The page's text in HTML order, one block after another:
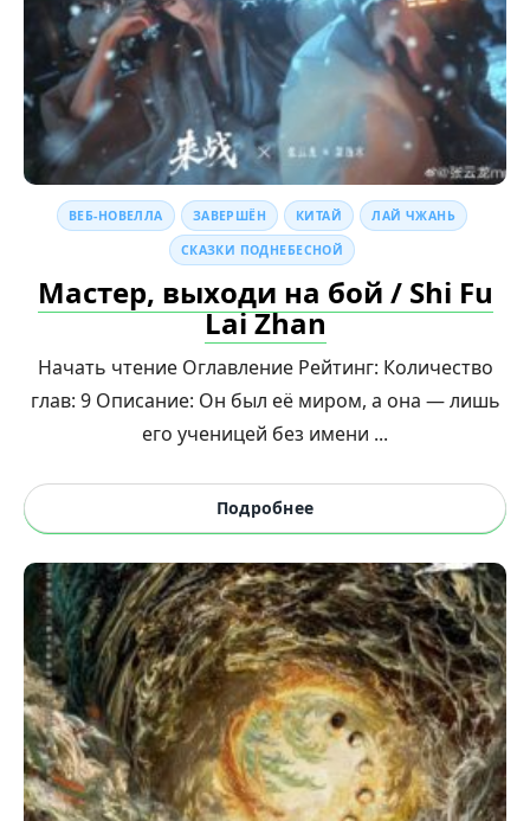
ВЕБ-НОВЕЛЛА ЗАВЕРШЁН КИТАЙ ЛАЙ ЧЖАНЬ
СКАЗКИ ПОДНЕБЕСНОЙ
Мастер, выходи на бой / Shi Fu
Lai Zhan
Начать чтение Оглавление Рейтинг: Количество
глав: 9 Описание: Он был её миром, а она — лишь
его ученицей без имени ...
Подробнее